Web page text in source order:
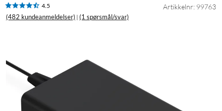
4.5
(482 kundeanmeldelser) | (1 spørsmål/svar)
Artikkelnr: 99763